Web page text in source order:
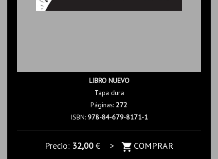
LIBRO NUEVO
Tapa dura
Páginas: 272
ISBN: 978-84-679-8171-1
Precio: 32,00€ > COMPRAR